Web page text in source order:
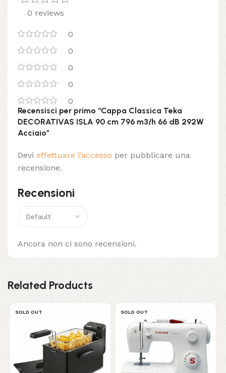
0 reviews
0
0
0
0
0
Recensioni
Ancora non ci sono recensioni.
Recensisci per primo “Cappa Classica Teka
DECORATIVAS ISLA 90 cm 796 m3/h 66 dB 292W
Acciaio”
Devi effettuare l’accesso per pubblicare una
recensione.
Related Products
SOLD OUT SOLD OUT